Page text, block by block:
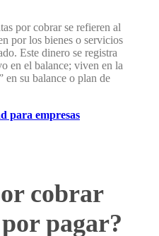
por cobrar se refieren al
por los bienes o servicios
Este dinero se registra
en el balance; viven en la
en su balance o plan de
para empresas
cobrar
pagar?